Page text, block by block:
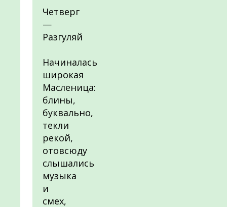
Четверг
—
Разгуляй
Начиналась
широкая
Масленица:
блины,
буквально,
текли
рекой,
отовсюду
слышались
музыка
и
смех,